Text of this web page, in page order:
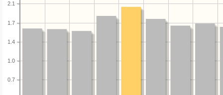
0.7
1.0
1.4
1.7
2.1